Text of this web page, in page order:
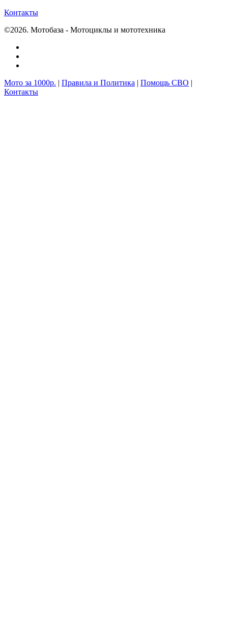
Контакты
©2026. Мотобаза - Мотоциклы и мототехника
Мото за 1000р. | Правила и Политика | Помощь СВО |
Контакты